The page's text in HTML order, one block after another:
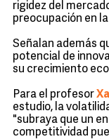
rigidez del
preocupación en
Señalan además
potencial de
su crecimiento
Para el profesor
estudio, la
"subraya que un
competitividad